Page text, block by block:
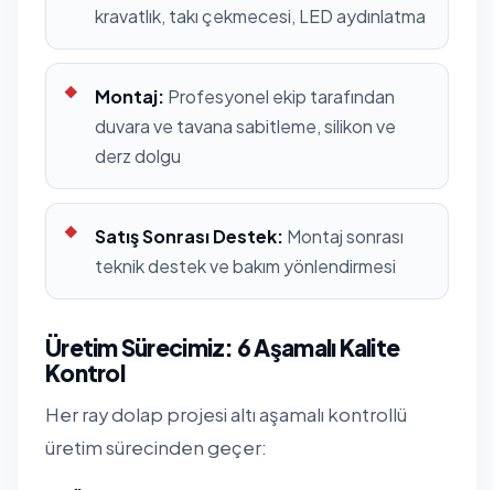
kravatlık, takı çekmecesi, LED aydınlatma
Montaj: Profesyonel ekip tarafından
duvara ve tavana sabitleme, silikon ve
derz dolgu
Satış Sonrası Destek: Montaj sonrası
teknik destek ve bakım yönlendirmesi
Üretim Sürecimiz: 6 Aşamalı Kalite
Kontrol
Her ray dolap projesi altı aşamalı kontrollü
üretim sürecinden geçer: